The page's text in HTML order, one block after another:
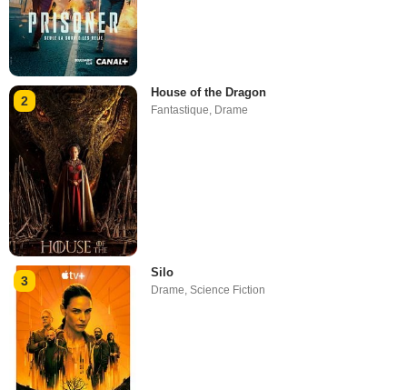
2
House of the Dragon
Fantastique Drame
3
Silo
Drame,Science Fiction